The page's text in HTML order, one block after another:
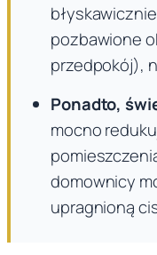
pozbawione
przedpokój),
Ponadto,
mocno
domownicy
upragnioną